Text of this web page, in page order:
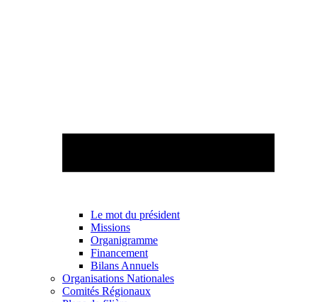
Le mot du président
Missions
Organigramme
Financement
Bilans Annuels
Organisations Nationales
Comités Régionaux